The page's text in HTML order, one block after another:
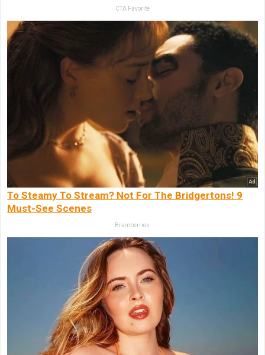
CTA Favorite
To Steamy To Stream? Not For The Bridgertons! 9
Must-See Scenes
Brainberries